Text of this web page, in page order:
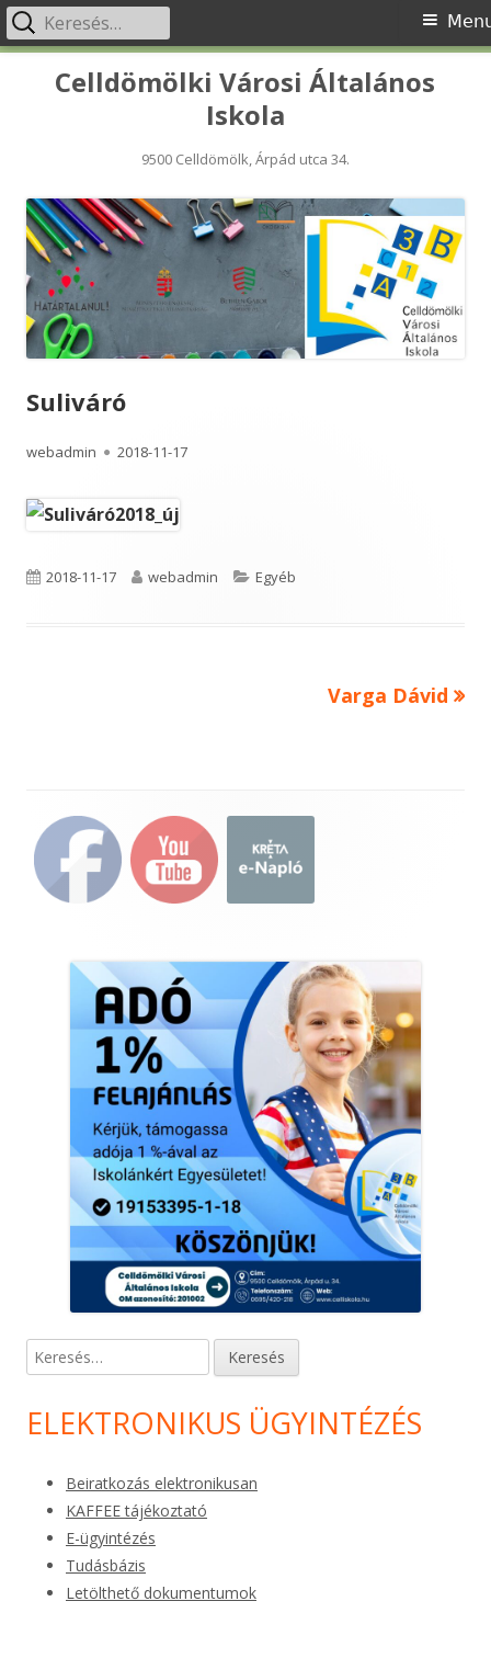
Celldömölki Városi Általános
Iskola
9500 Celldömölk, Árpád utca 34.
Primary
Menu
Keresés:
Suliváró
Author
webadmin
Published
2018-11-17
Published
2018-11-17 Author
webadmin Categories
Egyéb
Next
Varga Dávid
Main
Sidebar
Keresés:
ELEKTRONIKUS ÜGYINTÉZÉS
Beiratkozás elektronikusan
KAFFEE tájékoztató
E-ügyintézés
Tudásbázis
Letölthető dokumentumok